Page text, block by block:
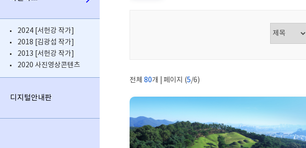
2024 [서헌강 작가]
2018 [김광섭 작가]
2013 [서헌강 작가]
2020 사진영상콘텐츠
디지털안내판
전체 80개 | 페이지 (5/6)